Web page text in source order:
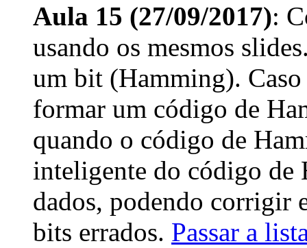
Aula 15 (27/09/2017):
usando os mesmos
um bit (Hamming).
formar um código de
quando o código de
inteligente do código de
dados, podendo corrigir
bits errados. Passar a